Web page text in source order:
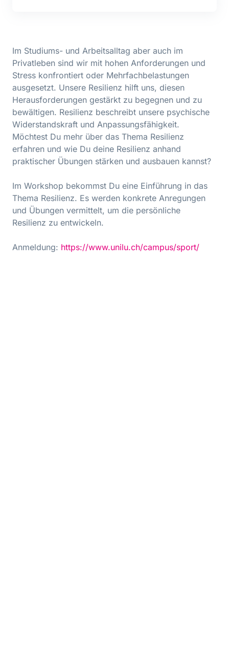
Im Studiums- und Arbeitsalltag aber auch im
Privatleben sind wir mit hohen Anforderungen und
Stress konfrontiert oder Mehrfachbelastungen
ausgesetzt. Unsere Resilienz hilft uns, diesen
Herausforderungen gestärkt zu begegnen und zu
bewältigen. Resilienz beschreibt unsere psychische
Widerstandskraft und Anpassungsfähigkeit.
Möchtest Du mehr über das Thema Resilienz
erfahren und wie Du deine Resilienz anhand
praktischer Übungen stärken und ausbauen kannst?
Im Workshop bekommst Du eine Einführung in das
Thema Resilienz. Es werden konkrete Anregungen
und Übungen vermittelt, um die persönliche
Resilienz zu entwickeln.
Anmeldung: https://www.unilu.ch/campus/sport/